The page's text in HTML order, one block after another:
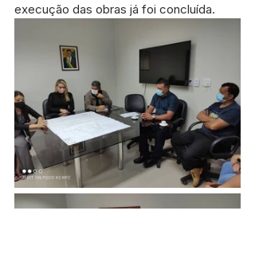
execução das obras já foi concluída.